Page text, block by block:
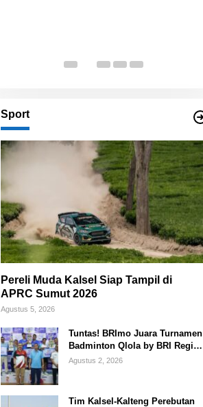
Sport
Pereli Muda Kalsel Siap Tampil di
APRC Sumut 2026
Agustus 5, 2026
Tuntas! BRImo Juara Turnamen
Badminton Qlola by BRI Region
14 Banjarmasin
Agustus 2, 2026
Tim Kalsel-Kalteng Perebutan